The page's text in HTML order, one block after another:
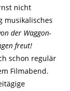
nicht
musikalisches
der Waggon-
freut!
schon regulär
Filmabend.